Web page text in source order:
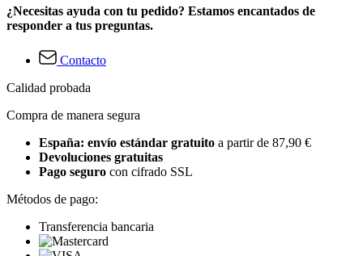
¿Necesitas ayuda con tu pedido? Estamos encantados de
responder a tus preguntas.
Contacto
Calidad probada
Compra de manera segura
España: envío estándar gratuito a partir de 87,90 €
Devoluciones gratuitas
Pago seguro con cifrado SSL
Métodos de pago:
Transferencia bancaria